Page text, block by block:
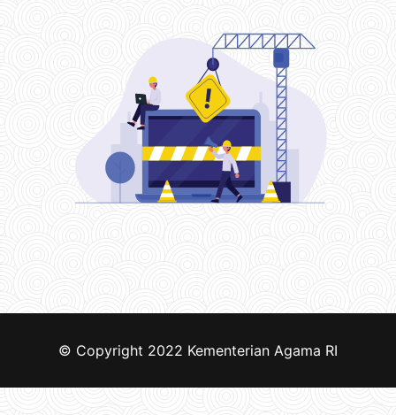
© Copyright 2022 Kementerian Agama RI